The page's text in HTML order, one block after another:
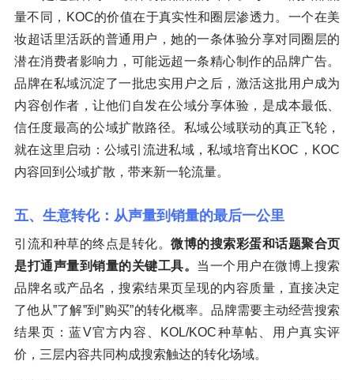
量不同，KOC的价值在于真实性和圈层渗透力。一个在美
妆超话里活跃的普通用户，她的一条体验分享对同圈层的
潜在消费者影响力，可能远超一条精心制作的品牌广告。
品牌在私域沉淀了一批忠实用户之后，激活这批用户成为
内容创作者，让他们自发在公域分享体验，是成本最低、
信任度最高的公域扩散路径。私域公域联动的真正飞轮，
就在这里启动：公域引流进私域，私域培育出KOC，KOC
内容回到公域扩散，带来新一轮流量。
五、生意转化：从声量到销量的最后一公里
引流和种草的终点是转化。 微博的搜索彩蛋和话题聚合页
是打通声量到销量的关键工具。 当一个用户在微博上搜索
品牌名或产品名，搜索结果页呈现的内容质量，直接决定
了他从”了解”到”购买”的转化概率。品牌需要主动经营搜索
结果页：蓝V官方内容、KOL/KOC种草帖、用户真实评
价，三层内容共同构成搜索触达的转化场域。